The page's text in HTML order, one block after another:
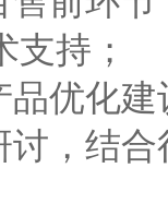
持；
优化
，结